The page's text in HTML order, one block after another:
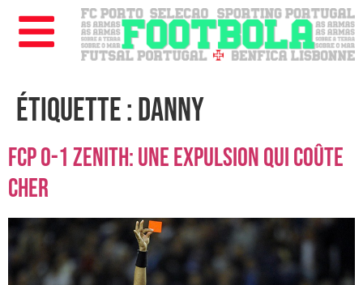
Étiquette :Danny
FCP 0-1 Zenith: une expulsion qui coûte
cher